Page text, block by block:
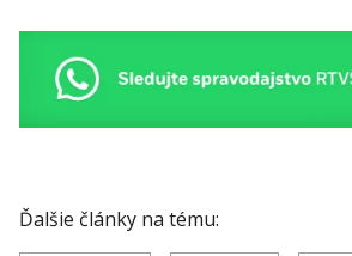
Ďalšie články na tému: